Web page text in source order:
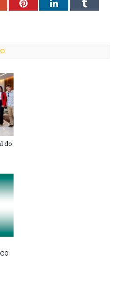
PinterestLinkedInTumblr
do